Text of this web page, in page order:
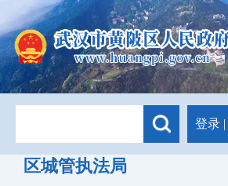
登录 |
区城管执法局